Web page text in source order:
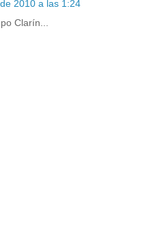
2010 a las 1:24
Clarín...